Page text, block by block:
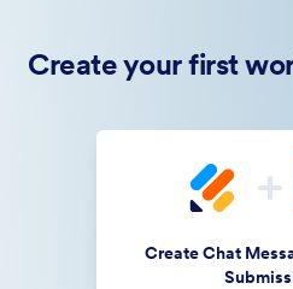
Create your first
Create Chat